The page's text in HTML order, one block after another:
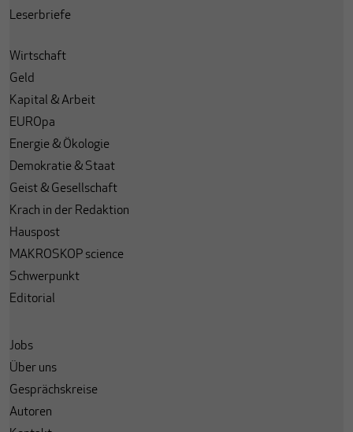
Leserbriefe
Wirtschaft
Geld
Kapital & Arbeit
EUROpa
Energie & Ökologie
Demokratie & Staat
Geist & Gesellschaft
Krach in der Redaktion
Hauspost
MAKROSKOP science
Schwerpunkt
Editorial
Jobs
Über uns
Gesprächskreise
Autoren